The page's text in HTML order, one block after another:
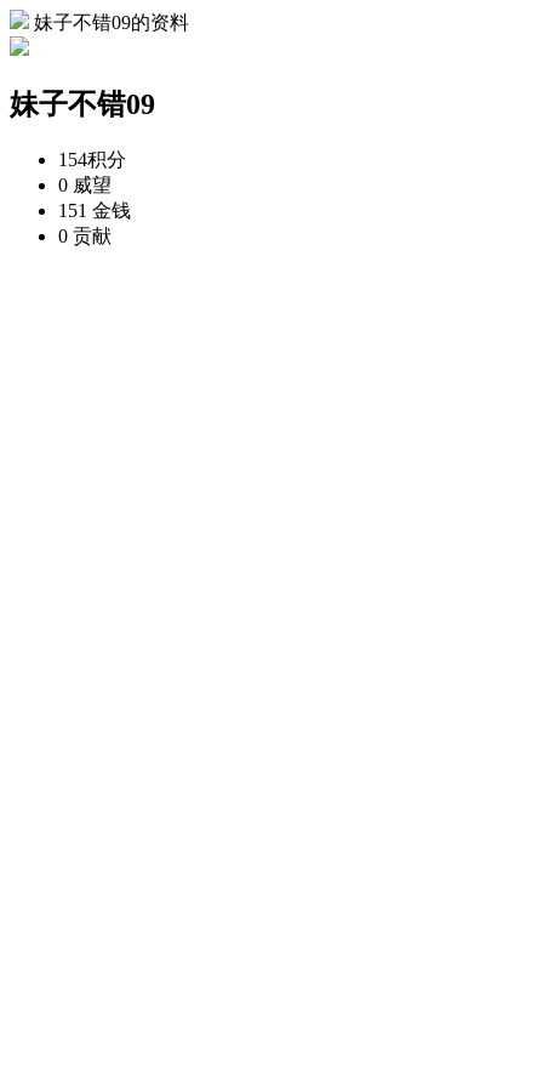
妹子不错09的资料
妹子不错09
154积分
0 威望
151 金钱
0 贡献